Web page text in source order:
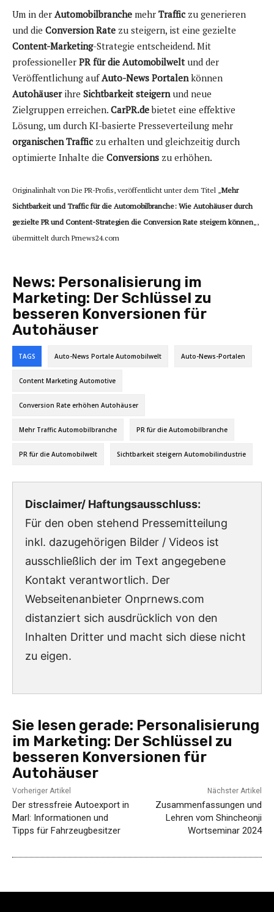
Um in der Automobilbranche mehr Traffic zu generieren
und die Conversion Rate zu steigern, ist eine gezielte
Content-Marketing-Strategie entscheidend. Mit
professioneller PR für die Automobilweltund der
Veröffentlichung aufAuto-News Portalenkönnen
Autohäuserihre Sichtbarkeit steigernund neue
Zielgruppen erreichen. CarPR.debietet eine effektive
Lösung, um durch KI-basierte Presseverteilung mehr
organischen Traffic zu erhalten und gleichzeitig durch
optimierte Inhalte die Conversions zu erhöhen.
Originalinhalt von Die PR-Profis, veröffentlicht unter dem Titel „Mehr
Sichtbarkeit und Traffic für die Automobilbranche: Wie Autohäuser durch
gezielte PR und Content-Strategien die Conversion Rate steigern können„,
übermittelt durch Prnews24.com
News: Personalisierung im
Marketing: Der Schlüssel zu
besseren Konversionen für
Autohäuser
TAGS Auto-News Portale Automobilwelt Auto-News-Portalen
Content Marketing Automotive
Conversion Rate erhöhen Autohäuser
Mehr Traffic Automobilbranche PR für die Automobilbranche
PR für die Automobilwelt Sichtbarkeit steigern Automobilindustrie
Disclaimer/ Haftungsausschluss:
Für den oben stehend Pressemitteilung
inkl. dazugehörigen Bilder / Videos ist
ausschließlich der im Text angegebene
Kontakt verantwortlich. Der
Webseitenanbieter Onprnews.com
distanziert sich ausdrücklich von den
Inhalten Dritter und macht sich diese nicht
zu eigen.
Sie lesen gerade: Personalisierung
im Marketing: Der Schlüssel zu
besseren Konversionen für
Autohäuser
Vorheriger Artikel
Der stressfreie Autoexport in
Marl: Informationen und
Tipps für Fahrzeugbesitzer
Nächster Artikel
Zusammenfassungen und
Lehren vom Shincheonji
Wortseminar 2024